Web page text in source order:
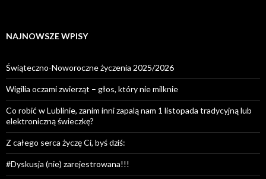
NAJNOWSZE WPISY
Świąteczno-Noworoczne życzenia 2025/2026
Wigilia oczami zwierząt – głos, który nie milknie
Co robić w Lublinie, zanim inni zapalą nam 1 listopada tradycyjną lub
elektroniczną świeczkę?
Z całego serca życzę Ci, byś dziś:
#Dyskusja (nie) zarejestrowana!!!